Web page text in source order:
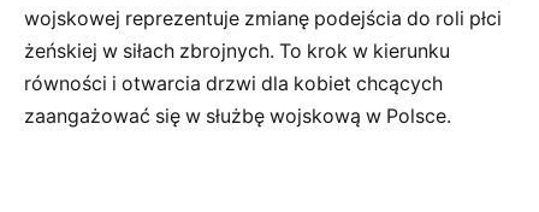
wojskowej reprezentuje zmianę podejścia do roli płci
żeńskiej w siłach zbrojnych. To krok w kierunku
równości i otwarcia drzwi dla kobiet chcących
zaangażować się w służbę wojskową w Polsce.